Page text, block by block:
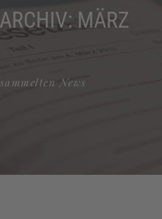
MÄRZ
News